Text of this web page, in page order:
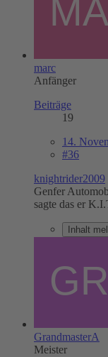
marc
Anfänger
Beiträge
19
14.
#36
knightrider2009
Genfer
sagte das er
Inhalt
GrandmasterA
Meister